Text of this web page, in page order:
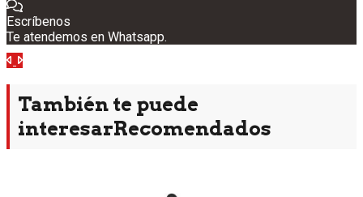
Escríbenos
Te atendemos en Whatsapp.
Anterior
Siguiente
También te puede
interesarRecomendados